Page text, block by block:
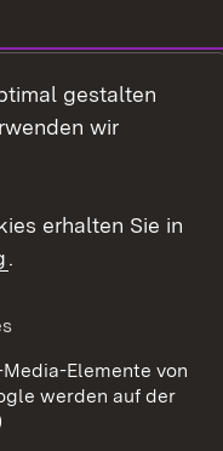
gestalten
wir
erhalten Sie in
.
Elemente von
werden auf der